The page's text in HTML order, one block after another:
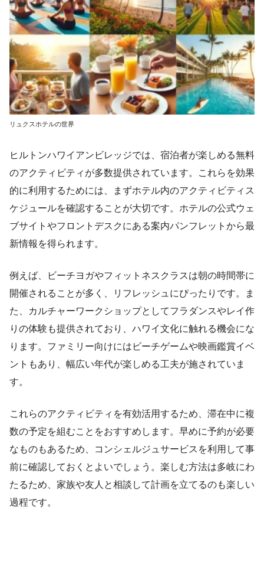
リュクスホテルの世界
ヒルトンハワイアンビレッジでは、宿泊者が楽しめる無料
のアクティビティが多数提供されています。これらを効果
的に利用するためには、まずホテル内のアクティビティス
ケジュールを確認することが大切です。ホテルの公式ウェ
ブサイトやフロントデスクにある案内パンフレットから最
新情報を得られます。
例えば、ビーチヨガやフィットネスクラスは朝の時間帯に
開催されることが多く、リフレッシュにぴったりです。ま
た、カルチャーワークショップとしてフラダンスやレイ作
りの体験も提供されており、ハワイ文化に触れる機会にな
ります。ファミリー向けにはビーチゲームや映画鑑賞イベ
ントもあり、幅広い年代が楽しめる工夫が施されていま
す。
これらのアクティビティを有効活用するため、滞在中に複
数の予定を組むことをおすすめします。早めに予約が必要
なものもあるため、コンシェルジュサービスを利用して事
前に確認しておくとよいでしょう。楽しむ方法は多岐にわ
たるため、家族や友人と相談して計画を立てるのも楽しい
過程です。